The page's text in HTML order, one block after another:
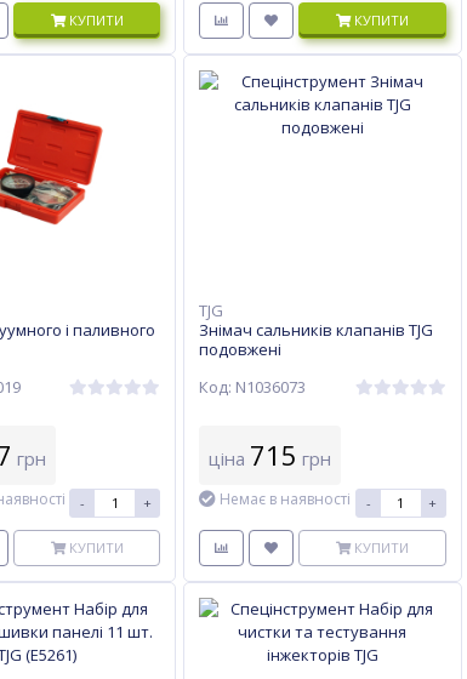
КУПИТИ КУПИТИ
і паливного
грн
- +
КУПИТИ
TJG
Знімач сальників клапанів TJG
подовжені
Код: N1036073
ціна 715 грн
Немає в наявності - +
КУПИТИ